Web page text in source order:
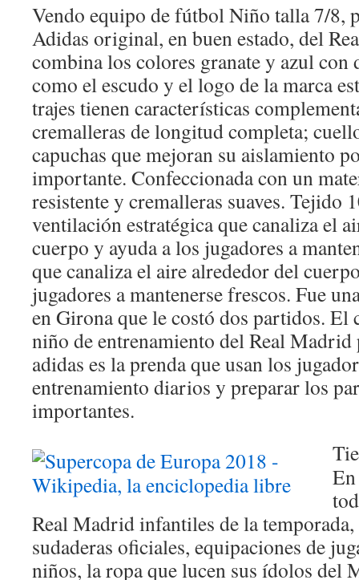
Vendo equipo de fútbol Niño talla 7/8,
Adidas original, en buen estado, del
combina los colores granate y azul con
como el escudo y el logo de la marca
trajes tienen características
cremalleras de longitud completa;
capuchas que mejoran su aislamiento
importante. Confeccionada con un
resistente y cremalleras suaves. Tejido
ventilación estratégica que canaliza el
cuerpo y ayuda a los jugadores a
que canaliza el aire alrededor del
jugadores a mantenerse frescos. Fue
en Girona que le costó dos partidos. El
niño de entrenamiento del Real Madrid
adidas es la prenda que usan los
entrenamiento diarios y preparar los
importantes.
Real Madrid infantiles de la temporada,
sudaderas oficiales, equipaciones de
niños, la ropa que lucen sus ídolos del